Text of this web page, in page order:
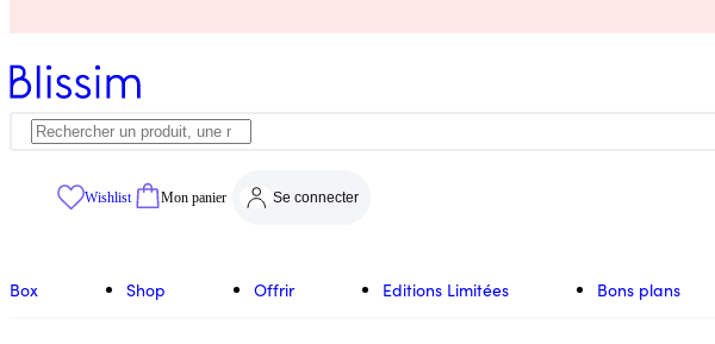
Wishlist Mon panier Se connecter
Box Shop Offrir Editions Limitées Bons plans